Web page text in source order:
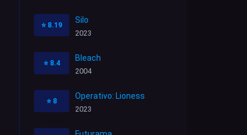
⭐ 8.19
Silo
2023
⭐ 8.4
Bleach
2004
⭐ 8
Operativo: Lioness
2023